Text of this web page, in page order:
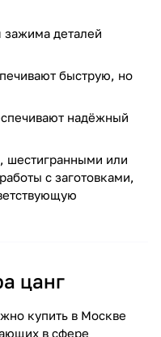
деталей
быструю, но
надёжный
шестигранными или
с заготовками,
цанг
купить в Москве
в сфере